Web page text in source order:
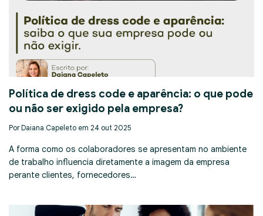
Política de dress code e aparência: o que pode
ou não ser exigido pela empresa?
Por Daiana Capeleto em 24 out 2025
A forma como os colaboradores se apresentam no ambiente
de trabalho influencia diretamente a imagem da empresa
perante clientes, fornecedores…